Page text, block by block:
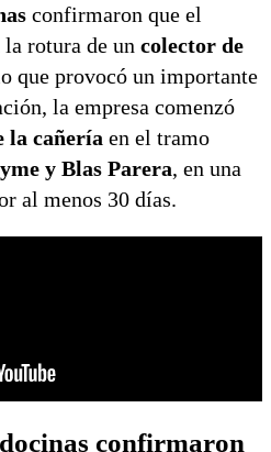
confirmaron que el
la rotura de un colector de
que provocó un importante
la empresa comenzó
la cañería en el tramo
y Blas Parera, en una
al menos 30 días.
confirmaron